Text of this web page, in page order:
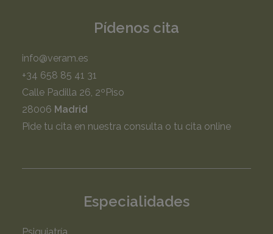
Pídenos cita
info@veram.es
+34 658 85 41 31
Calle Padilla 26, 2ºPiso
28006 Madrid
Pide tu cita en nuestra consulta o tu cita online
Especialidades